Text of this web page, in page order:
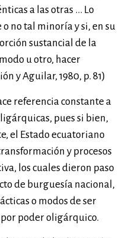
a las otras … Lo
no tal minoría y si, en su
sustancial de la
u otro, hacer
y Aguilar, 1980, p. 81)
referencia constante a
pues si bien,
el Estado ecuatoriano
y procesos
los cuales dieron paso
de burguesía nacional,
o modos de ser
poder oligárquico.